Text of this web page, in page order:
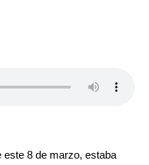
este 8 de marzo, estaba